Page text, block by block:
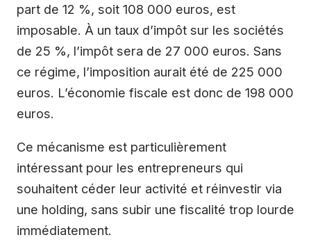
part de 12 %, soit 108 000 euros, est
imposable. À un taux d’impôt sur les sociétés
de 25 %, l’impôt sera de 27 000 euros. Sans
ce régime, l’imposition aurait été de 225 000
euros. L’économie fiscale est donc de 198 000
euros.
Ce mécanisme est particulièrement
intéressant pour les entrepreneurs qui
souhaitent céder leur activité et réinvestir via
une holding, sans subir une fiscalité trop lourde
immédiatement.